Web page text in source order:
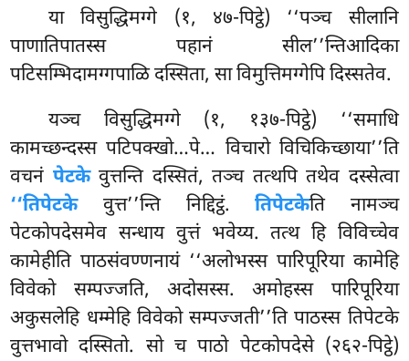
या विसुद्धिमग्गे (१, ४७-पिट्ठे) ‘‘पञ्च सीलानि
पाणातिपातस्स पहानं सील’’न्तिआदिका
पटिसम्भिदामग्गपाळि दस्सिता, सा विमुत्तिमग्गेपि दिस्सतेव.
यञ्च विसुद्धिमग्गे (१, १३७-पिट्ठे) ‘‘समाधि
कामच्छन्दस्स पटिपक्खो…पे… विचारो विचिकिच्छाया’’ति
वचनं पेटकेवुत्तन्ति दस्सितं, तञ्च तत्थपि तथेव दस्सेत्वा
‘‘तिपेटकेवुत्त’’न्ति निद्दिट्ठं.तिपेटकेति नामञ्च
पेटकोपदेसमेव सन्धाय वुत्तं भवेय्य. तत्थ हि विविच्चेव
कामेहीति पाठसंवण्णनायं ‘‘अलोभस्स पारिपूरिया कामेहि
विवेको सम्पज्जति, अदोसस्स. अमोहस्स पारिपूरिया
अकुसलेहि धम्मेहि विवेकोसम्पज्जती’’ति पाठस्स तिपेटके
वुत्तभावो दस्सितो. सो च पाठो पेटकोपदेसे (२६२-पिट्ठे)